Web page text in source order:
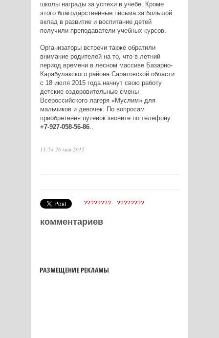
школы награды за успехи в учебе. Кроме
этого благодарственные письма за большой
вклад в развитие и воспитание детей
получили преподаватели учебных курсов.
Организаторы встречи также обратили
внимание родителей на то, что в летний
период времени в лесном массиве Базарно-
Карабулакского района Саратовской области
с 18 июля 2015 года начнут свою работу
детские оздоровительные смены
Всероссийского лагеря «Муслим» для
мальчиков и девочек. По вопросам
приобретения путевок звоните по телефону
+7-927-058-56-86..
11:54 26 мая 2015
???????? ????????
комментариев
РАЗМЕЩЕНИЕ РЕКЛАМЫ